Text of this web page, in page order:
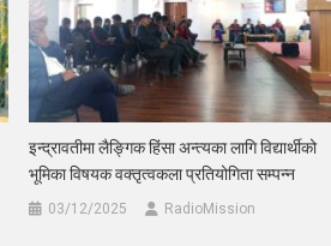
इन्द्रावतीमा लैङ्गिक हिंसा अन्त्यका लागि विद्यार्थीको
भूमिका विषयक वक्तृत्वकला प्रतियोगिता सम्पन्न
03/12/2025 RadioMission